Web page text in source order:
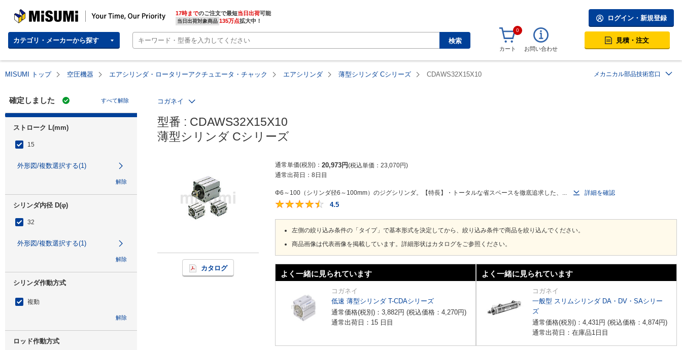
MISUMI | Your Time, Our Priority 17時までのご注文で最短当日出荷
当日出荷対象商品 135万点拡大中！
カテゴリ・メーカーから探す 検索
ログイン・新規登録
0
カート お問い合わせ
見積・注文
MISUMI トップ 空圧機器 エアシリンダ・ロータリーアクチュエータ・チャック エアシリンダ 薄型シリンダ Cシリーズ CDAWS32X15X10 メカニカル部品技術窓口
確定しました すべて解除
ストローク L(mm)
15
外形図/複数選択する(1)
解除
シリンダ内径 D(φ)
32
外形図/複数選択する(1)
解除
シリンダ作動方式
複動
解除
ロッド作動方式
コガネイ
型番 : CDAWS32X15X10
薄型シリンダ Cシリーズ
カタログ
通常単価(税別) 20,973円 税込単価 23,070円
通常出荷日： 8日目
Φ6～100（シリンダ径6～100mm）のジグシリンダ。【特長】・トータルな省スペースを徹底追求した、...
詳細を確認
4.5
左側の絞り込み条件の「タイプ」で基本形式を決定してから、絞り込み条件で商品を絞り込んでください。
商品画像は代表画像を掲載しています。詳細形状はカタログをご参照ください。
よく一緒に見られています
コガネイ
低速 薄型シリンダ T-CDAシリーズ
通常価格(税別)： 3,882円 (税込価格： 4,270円)
通常出荷日：15 日目
よく一緒に見られています
コガネイ
一般型 スリムシリンダ DA・DV・SAシリー
ズ
通常価格(税別)： 4,431円 (税込価格： 4,874円)
通常出荷日：在庫品1日目